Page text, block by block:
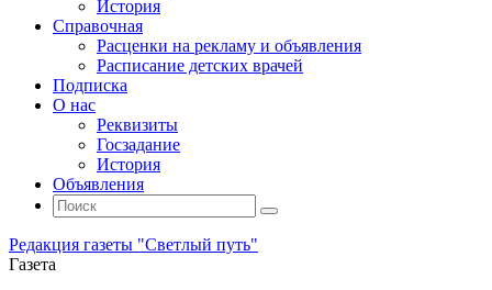
История
Справочная
Расценки на рекламу и объявления
Расписание детских врачей
Подписка
О нас
Реквизиты
Госзадание
История
Объявления
Поиск
Искать:
Поиск
Редакция газеты "Светлый путь"
Газета